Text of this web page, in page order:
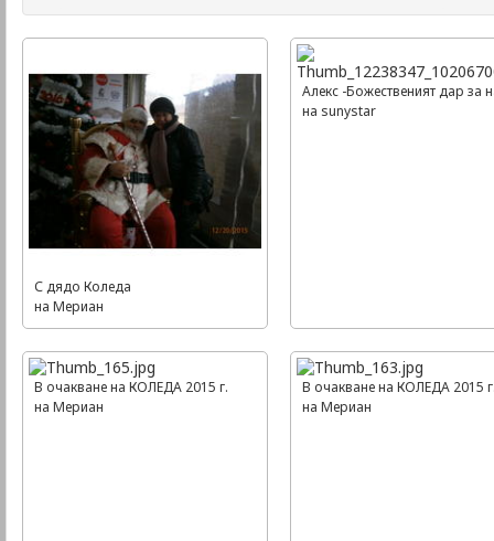
С дядо Коледа
на Mериан
Алекс -Божественият дар за
на sunystar
В очакване на КОЛЕДА 2015 г.
на Mериан
В очакване на КОЛЕДА 2015
на Mериан